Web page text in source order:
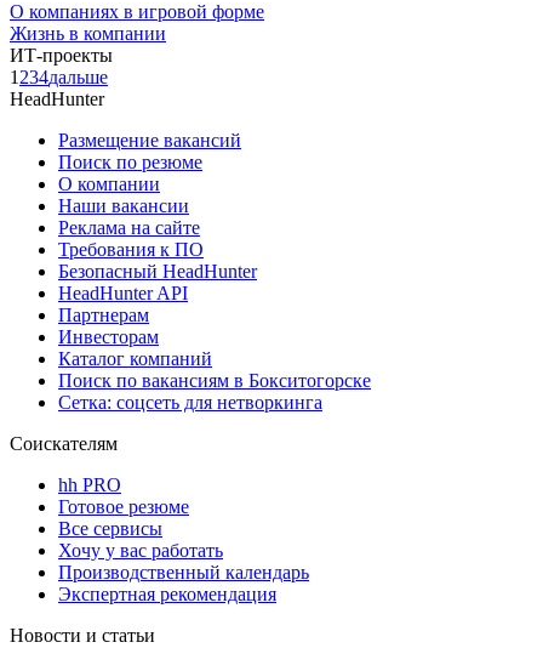
О компаниях в игровой форме
Жизнь в компании
ИТ-проекты
1 234дальше
HeadHunter
Размещение вакансий
Поиск по резюме
О компании
Наши вакансии
Реклама на сайте
Требования к ПО
Безопасный HeadHunter
HeadHunter API
Партнерам
Инвесторам
Каталог компаний
Поиск по вакансиям в Бокситогорске
Сетка: соцсеть для нетворкинга
Соискателям
hh PRO
Готовое резюме
Все сервисы
Хочу у вас работать
Производственный календарь
Экспертная рекомендация
Новости и статьи